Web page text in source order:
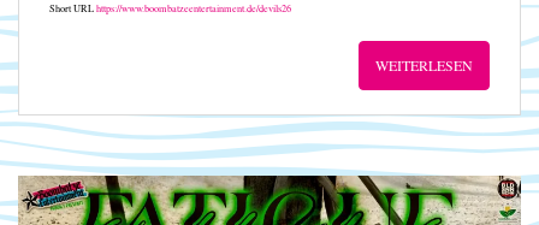
Short URLhttps://www.boombatzeentertainment.de/devils26
WEITERLESEN